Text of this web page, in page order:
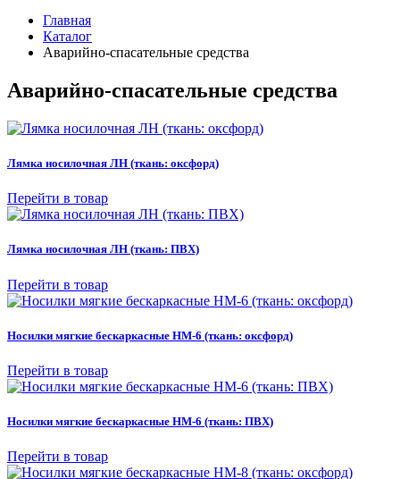
Главная
Каталог
Аварийно-спасательные средства
Аварийно-спасательные средства
Лямка носилочная ЛН (ткань: оксфорд)
Перейти в товар
Лямка носилочная ЛН (ткань: ПВХ)
Перейти в товар
Носилки мягкие бескаркасные НМ-6 (ткань: оксфорд)
Перейти в товар
Носилки мягкие бескаркасные НМ-6 (ткань: ПВХ)
Перейти в товар